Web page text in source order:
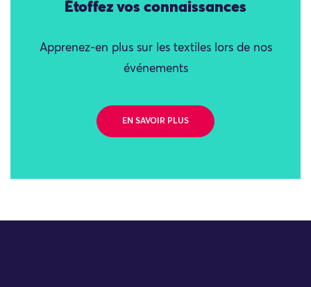
Étoffez vos connaissances
Apprenez-en plus sur les textiles lors de nos
événements
EN SAVOIR PLUS